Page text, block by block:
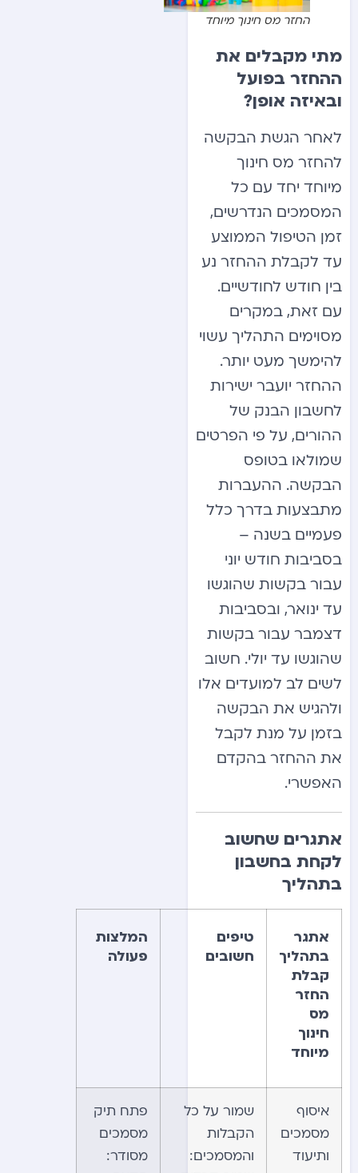
החזר מס חינוך מיוחד
מתי מקבלים את
ההחזר בפועל
ובאיזה אופן?
לאחר הגשת הבקשה
להחזר מס חינוך
מיוחד יחד עם כל
המסמכים הנדרשים,
זמן הטיפול הממוצע
עד לקבלת ההחזר נע
בין חודש לחודשיים.
עם זאת, במקרים
מסוימים התהליך עשוי
להימשך מעט יותר.
ההחזר יועבר ישירות
לחשבון הבנק של
ההורים, על פי הפרטים
שמולאו בטופס
הבקשה. ההעברות
מתבצעות בדרך כלל
פעמיים בשנה –
בסביבות חודש יוני
עבור בקשות שהוגשו
עד ינואר, ובסביבות
דצמבר עבור בקשות
שהוגשו עד יולי. חשוב
לשים לב למועדים אלו
ולהגיש את הבקשה
בזמן על מנת לקבל
את ההחזר בהקדם
האפשרי.
אתגרים שחשוב
לקחת בחשבון
בתהליך
אתגר
בתהליך
קבלת
החזר
מס
חינוך
מיוחד
טיפים
חשובים
המלצות
פעולה
איסוף
מסמכים
ותיעוד
שמור על כל
הקבלות
והמסמכים:
פתח תיק
מסמכים
מסודר: